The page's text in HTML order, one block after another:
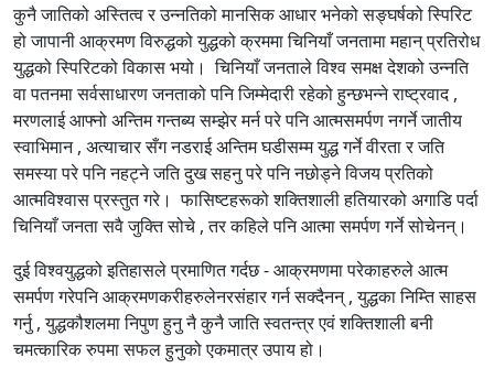
कुनै जातिको अस्तित्व र उन्नतिको मानसिक आधार भनेको सङ्घर्षको स्पिरिट
हो जापानी आक्रमण विरुद्धको युद्धको क्रममा चिनियाँ जनतामा महान् प्रतिरोध
युद्धको स्पिरिटको विकास भयो। चिनियाँ जनताले विश्व समक्ष देशको उन्नति
वा पतनमा सर्वसाधारण जनताको पनि जिम्मेदारी रहेको हुन्छभन्ने राष्ट्रवाद ,
मरणलाई आफ्नो अन्तिम गन्तब्य सम्झेर मर्न परे पनि आत्मसमर्पण नगर्ने जातीय
स्वाभिमान , अत्याचार सँग नडराई अन्तिम घडीसम्म युद्ध गर्ने वीरता र जति
समस्या परे पनि नहट्ने जति दुख सहनु परे पनि नछोड्ने विजय प्रतिको
आत्मविश्वास प्रस्तुत गरे। फासिष्टहरूको शक्तिशाली हतियारको अगाडि पर्दा
चिनियाँ जनता सवै जुक्ति सोचे , तर कहिले पनि आत्मा समर्पण गर्ने सोचेनन्।
दुई विश्वयुद्धको इतिहासले प्रमाणित गर्दछ - आक्रमणमा परेकाहरुले आत्म
समर्पण गरेपनि आक्रमणकरीहरुलेनरसंहार गर्न सक्दैनन् , युद्धका निम्ति साहस
गर्नु , युद्धकौशलमा निपुण हुनु नै कुनै जाति स्वतन्त्र एवं शक्तिशाली बनी
चमत्कारिक रुपमा सफल हुनुको एकमात्र उपाय हो।